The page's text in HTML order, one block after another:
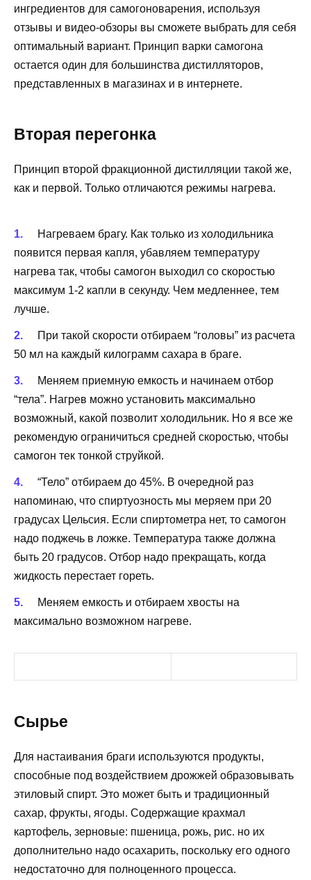
ингредиентов для самогоноварения, используя
отзывы и видео-обзоры вы сможете выбрать для себя
оптимальный вариант. Принцип варки самогона
остается один для большинства дистилляторов,
представленных в магазинах и в интернете.
Вторая перегонка
Принцип второй фракционной дистилляции такой же,
как и первой. Только отличаются режимы нагрева.
Нагреваем брагу. Как только из холодильника
появится первая капля, убавляем температуру
нагрева так, чтобы самогон выходил со скоростью
максимум 1-2 капли в секунду. Чем медленнее, тем
лучше.
При такой скорости отбираем “головы” из расчета
50 мл на каждый килограмм сахара в браге.
Меняем приемную емкость и начинаем отбор
“тела”. Нагрев можно установить максимально
возможный, какой позволит холодильник. Но я все же
рекомендую ограничиться средней скоростью, чтобы
самогон тек тонкой струйкой.
“Тело” отбираем до 45%. В очередной раз
напоминаю, что спиртуозность мы меряем при 20
градусах Цельсия. Если спиртометра нет, то самогон
надо поджечь в ложке. Температура также должна
быть 20 градусов. Отбор надо прекращать, когда
жидкость перестает гореть.
Меняем емкость и отбираем хвосты на
максимально возможном нагреве.
Сырье
Для настаивания браги используются продукты,
способные под воздействием дрожжей образовывать
этиловый спирт. Это может быть и традиционный
сахар, фрукты, ягоды. Содержащие крахмал
картофель, зерновые: пшеница, рожь, рис. но их
дополнительно надо осахарить, поскольку его одного
недостаточно для полноценного процесса.